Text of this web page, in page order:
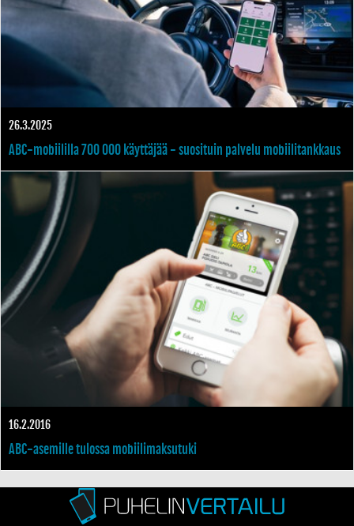
26.3.2025
ABC-mobiililla 700 000 käyttäjää - suosituin palvelu mobiilitankkaus
16.2.2016
ABC-asemille tulossa mobiilimaksutuki